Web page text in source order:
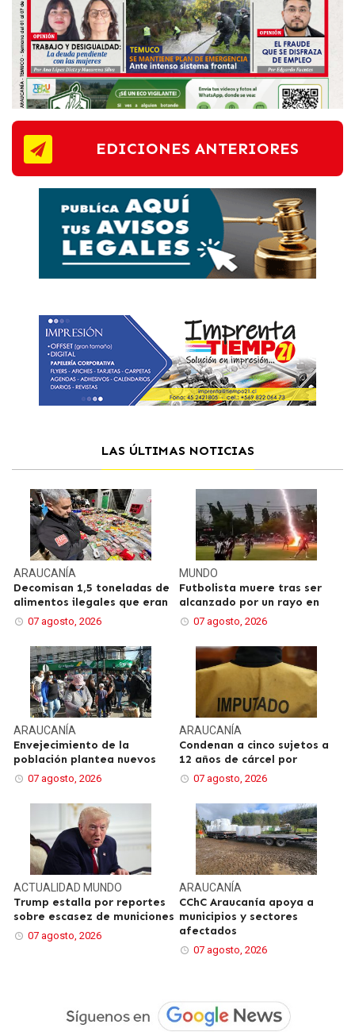
EDICIONES ANTERIORES
LAS ÚLTIMAS NOTICIAS
ARAUCANÍA
Decomisan 1,5 toneladas de
alimentos ilegales que eran
07 agosto, 2026
MUNDO
Futbolista muere tras ser
alcanzado por un rayo en
07 agosto, 2026
ARAUCANÍA
Envejecimiento de la
población plantea nuevos
07 agosto, 2026
ARAUCANÍA
Condenan a cinco sujetos a
12 años de cárcel por
07 agosto, 2026
ACTUALIDAD MUNDO
Trump estalla por reportes
sobre escasez de municiones
07 agosto, 2026
ARAUCANÍA
CChC Araucanía apoya a
municipios y sectores
afectados
07 agosto, 2026